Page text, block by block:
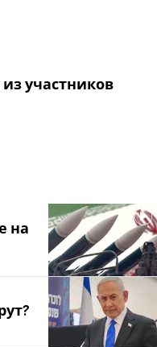
участников
на